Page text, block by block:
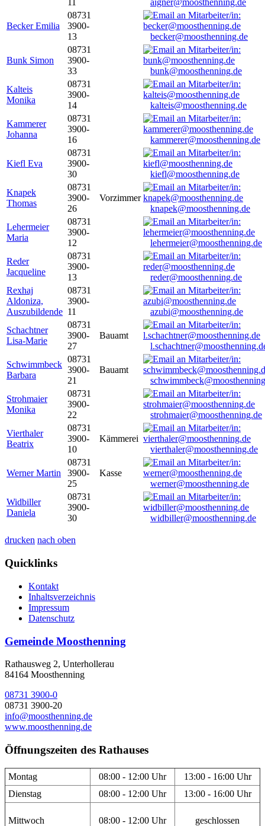
aigner@moosthenning.de
Becker Emilia
08731
3900-
13
becker@moosthenning.de
Bunk Simon
08731
3900-
33
bunk@moosthenning.de
Kalteis
Monika
08731
3900-
14
kalteis@moosthenning.de
Kammerer
Johanna
08731
3900-
16
kammerer@moosthenning.de
Kiefl Eva
08731
3900-
30
kiefl@moosthenning.de
Knapek
Thomas
08731
3900-
26
Vorzimmer
knapek@moosthenning.de
Lehermeier
Maria
08731
3900-
12
lehermeier@moosthenning.de
Reder
Jacqueline
08731
3900-
13
reder@moosthenning.de
Rexhaj
Aldoniza,
Auszubildende
08731
3900-
11
azubi@moosthenning.de
Schachtner
Lisa-Marie
08731
3900-
27
Bauamt
Schwimmbeck
Barbara
08731
3900-
21
Bauamt
Strohmaier
Monika
08731
3900-
22
strohmaier@moosthenning.de
Vierthaler
Beatrix
08731
3900-
10
Kämmerei
vierthaler@moosthenning.de
Werner Martin
08731
3900-
25
Kasse
werner@moosthenning.de
Widbiller
Daniela
08731
3900-
30
widbiller@moosthenning.de
drucken nach oben
Quicklinks
Kontakt
Inhaltsverzeichnis
Impressum
Datenschutz
Gemeinde Moosthenning
Rathausweg 2, Unterhollerau
84164 Moosthenning
08731 3900-0
08731 3900-20
info@moosthenning.de
www.moosthenning.de
Öffnungszeiten des Rathauses
Montag 08:00 - 12:00 Uhr
13:00 - 16:00 Uhr
Dienstag
08:00 - 12:00 Uhr 13:00 - 16:00 Uhr
Mittwoch 08:00 - 12:00 Uhr geschlossen